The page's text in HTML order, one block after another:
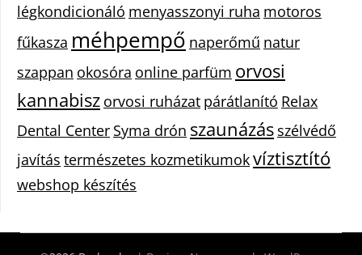
légkondicionáló menyasszonyi ruha motoros
fűkasza méhpempő naperőmű natur
szappan okosóra online parfüm orvosi
kannabisz orvosi ruházat párátlanító Relax
Dental Center Syma drón szaunázás szélvédő
javítás természetes kozmetikumokvíztisztító
webshop készítés